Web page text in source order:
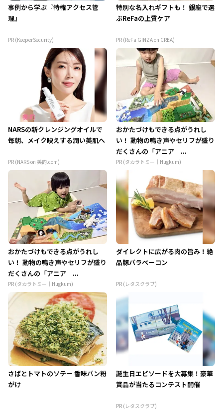
事例から学ぶ『特権アクセス管
理』
PR (KeeperSecurity)
特別な名入れギフトも！ 銀座で選
ぶReFaの上質ケア
PR (ReFa GINZA on CREA)
NARSの新クレンジングオイルで
毎朝、メイク映えする潤い美肌へ
PR (NARS on 美的.com)
おかたづけもできる点がうれし
い！ 動物の鳴き声やセリフが盛り
だくさんの「アニア ...
PR (タカラトミー｜Hugkum)
おかたづけもできる点がうれし
い！ 動物の鳴き声やセリフが盛り
だくさんの「アニア ...
PR (タカラトミー｜Hugkum)
ダイレクトに広がる肉の旨み！絶
品豚バラベーコン
PR (レタスクラブ)
さばとトマトのソテー 香味パン粉
がけ
誕生日エピソードを大募集！豪華
賞品が当たるコンテスト開催
PR (レタスクラブ)